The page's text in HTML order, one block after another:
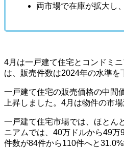
両市場で在庫が拡大し
4月は一戸建て住宅とコンドミ
は、販売件数は2024年の水準を
一戸建て住宅の販売価格の中間
上昇しました。4月は物件の市
一戸建て住宅市場では、ほとん
ニアムでは、40万ドルから49
件数が84件から110件へと